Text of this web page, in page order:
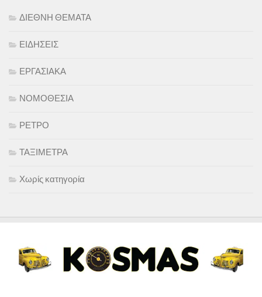
ΔΙΕΘΝΗ ΘΕΜΑΤΑ
ΕΙΔΗΣΕΙΣ
ΕΡΓΑΣΙΑΚΑ
ΝΟΜΟΘΕΣΙΑ
ΡΕΤΡΟ
ΤΑΞΙΜΕΤΡΑ
Χωρίς κατηγορία